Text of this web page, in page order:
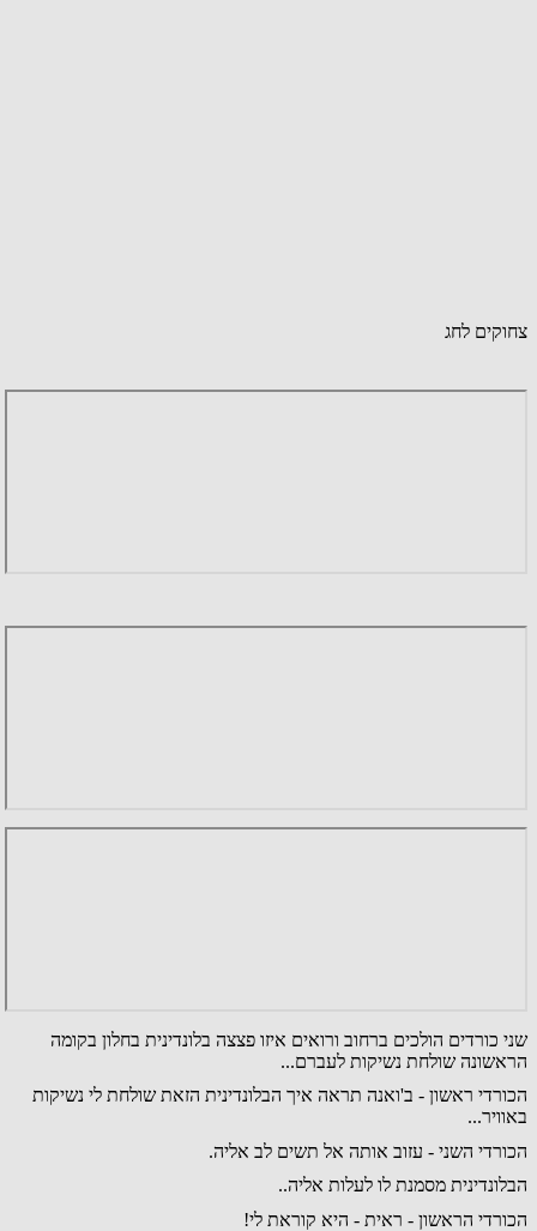
צחוקים לחג
שני כורדים הולכים ברחוב ורואים איזו פצצה בלונדינית בחלון בקומה
הראשונה שולחת נשיקות לעברם...
הכורדי ראשון - ב'ואנה תראה איך הבלונדינית הזאת שולחת לי נשיקות
באוויר...
הכורדי השני - עזוב אותה אל תשים לב אליה.
הבלונדינית מסמנת לו לעלות אליה..
הכורדי הראשון - ראית - היא קוראת לי!